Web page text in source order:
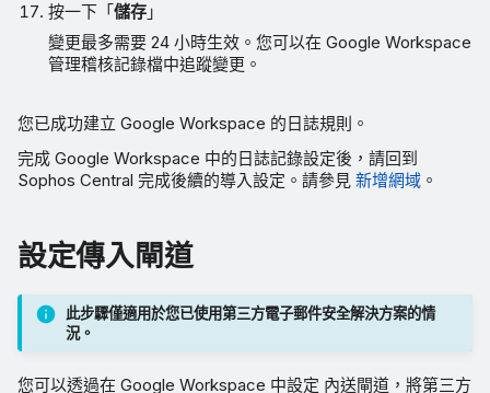
按一下「儲存 」
變更最多需要 24 小時生效。您可以在 Google Workspace
管理稽核記錄檔中追蹤變更。
您已成功建立 Google Workspace 的日誌規則。
完成 Google Workspace 中的日誌記錄設定後，請回到
Sophos Central 完成後續的導入設定。請參見 新增網域 。
設定傳入閘道
此步驟僅適用於您已使用第三方電子郵件安全解決方案的情
況。
您可以透過在 Google Workspace 中設定 內送閘道，將第三方